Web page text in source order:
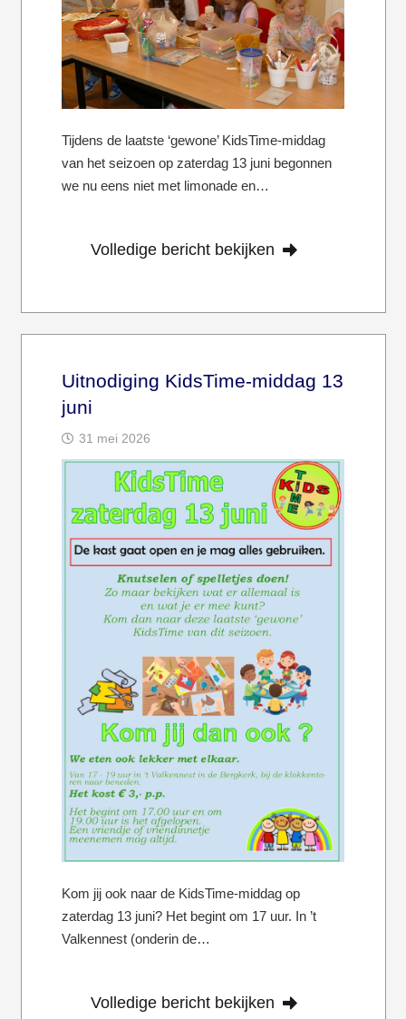
Tijdens de laatste ‘gewone’ KidsTime-middag
van het seizoen op zaterdag 13 juni begonnen
we nu eens niet met limonade en…
Volledige bericht bekijken
Uitnodiging KidsTime-middag 13
juni
31 mei 2026
Kom jij ook naar de KidsTime-middag op
zaterdag 13 juni? Het begint om 17 uur. In ’t
Valkennest (onderin de…
Volledige bericht bekijken